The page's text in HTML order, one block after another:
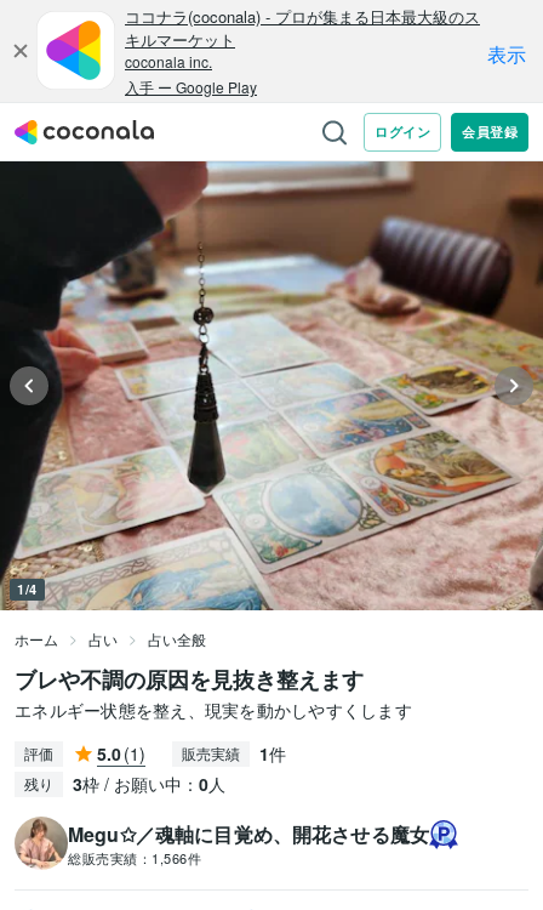
1/4
ホーム 占い 占い全般
ブレや不調の原因を見抜き整えます
エネルギー状態を整え、現実を動かしやすくします
評価 5.0(1) 販売実績 1件
残り 3枠 / お願い中： 0人
Megu✩／魂軸に目覚め、開花させる魔女
総販売実績： 1,566件